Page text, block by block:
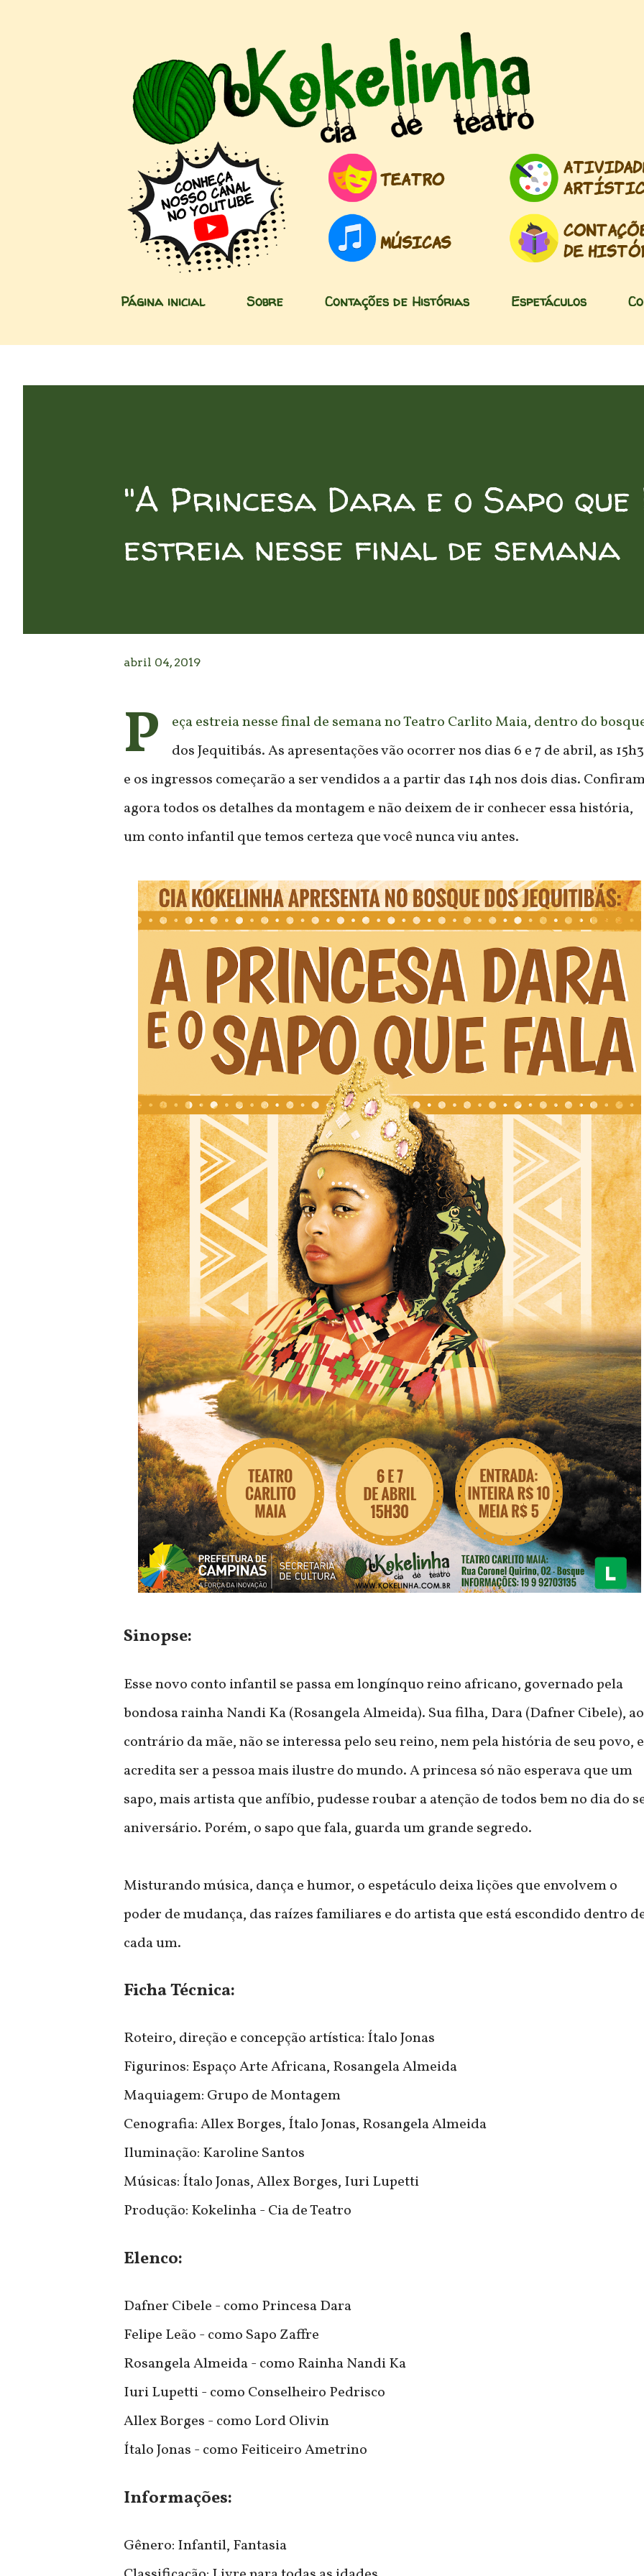
Página inicial Sobre Contações de Histórias Espetáculos
"A Princesa Dara e o Sapo
estreia nesse final de semana
abril 04, 2019
P
eça estreia nesse final de semana no Teatro Carlito Maia, dentro do
dos Jequitibás. As apresentações vão ocorrer nos dias 6 e 7 de abril, as
e os ingressos começarão a ser vendidos a a partir das 14h nos dois dias.
agora todos os detalhes da montagem e não deixem de ir conhecer essa história,
um conto infantil que temos certeza que você nunca viu antes.
Sinopse:
Esse novo conto infantil se passa em longínquo reino africano, governado pela
bondosa rainha Nandi Ka (Rosangela Almeida). Sua filha, Dara (Dafner Cibele), ao
contrário da mãe, não se interessa pelo seu reino, nem pela história de seu povo, e
acredita ser a pessoa mais ilustre do mundo. A princesa só não esperava que um
sapo, mais artista que anfíbio, pudesse roubar a atenção de todos bem no dia do
aniversário. Porém, o sapo que fala, guarda um grande segredo.
Misturando música, dança e humor, o espetáculo deixa lições que envolvem o
poder de mudança, das raízes familiares e do artista que está escondido dentro
cada um.
Ficha Técnica:
Roteiro, direção e concepção artística: Ítalo Jonas
Figurinos: Espaço Arte Africana, Rosangela Almeida
Maquiagem: Grupo de Montagem
Cenografia: Allex Borges, Ítalo Jonas, Rosangela Almeida
Iluminação: Karoline Santos
Músicas: Ítalo Jonas, Allex Borges, Iuri Lupetti
Produção: Kokelinha - Cia de Teatro
Elenco:
Dafner Cibele - como Princesa Dara
Felipe Leão - como Sapo Zaffre
Rosangela Almeida - como Rainha Nandi Ka
Iuri Lupetti - como Conselheiro Pedrisco
Allex Borges - como Lord Olivin
Ítalo Jonas - como Feiticeiro Ametrino
Informações:
Gênero: Infantil, Fantasia